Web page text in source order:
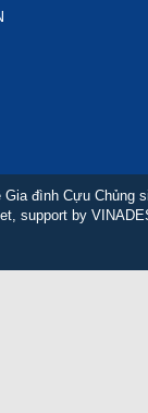
đình Cựu Chủng
, support by